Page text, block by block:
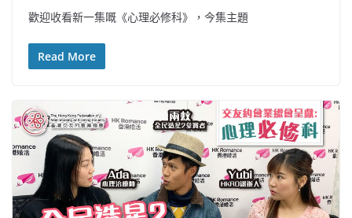
歡迎收看新一集嘅《心理必修科》，今集主題
Read More